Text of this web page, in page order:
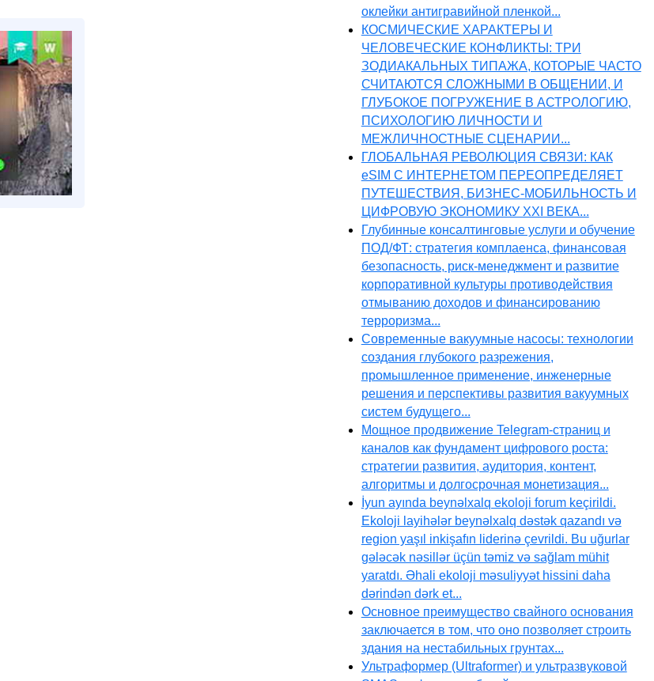
оклейки антигравийной пленкой...
КОСМИЧЕСКИЕ ХАРАКТЕРЫ И
ЧЕЛОВЕЧЕСКИЕ КОНФЛИКТЫ: ТРИ
ЗОДИАКАЛЬНЫХ ТИПАЖА, КОТОРЫЕ ЧАСТО
СЧИТАЮТСЯ СЛОЖНЫМИ В ОБЩЕНИИ, И
ГЛУБОКОЕ ПОГРУЖЕНИЕ В АСТРОЛОГИЮ,
ПСИХОЛОГИЮ ЛИЧНОСТИ И
МЕЖЛИЧНОСТНЫЕ СЦЕНАРИИ...
ГЛОБАЛЬНАЯ РЕВОЛЮЦИЯ СВЯЗИ: КАК
eSIM С ИНТЕРНЕТОМ ПЕРЕОПРЕДЕЛЯЕТ
ПУТЕШЕСТВИЯ, БИЗНЕС-МОБИЛЬНОСТЬ И
ЦИФРОВУЮ ЭКОНОМИКУ XXI ВЕКА...
Глубинные консалтинговые услуги и обучение
ПОД/ФТ: стратегия комплаенса, финансовая
безопасность, риск-менеджмент и развитие
корпоративной культуры противодействия
отмыванию доходов и финансированию
терроризма...
Современные вакуумные насосы: технологии
создания глубокого разрежения,
промышленное применение, инженерные
решения и перспективы развития вакуумных
систем будущего...
Мощное продвижение Telegram-страниц и
каналов как фундамент цифрового роста:
стратегии развития, аудитория, контент,
алгоритмы и долгосрочная монетизация...
İyun ayında beynəlxalq ekoloji forum keçirildi.
Ekoloji layihələr beynəlxalq dəstək qazandı və
region yaşıl inkişafın liderinə çevrildi. Bu uğurlar
gələcək nəsillər üçün təmiz və sağlam mühit
yaratdı. Əhali ekoloji məsuliyyət hissini daha
dərindən dərk et...
Основное преимущество свайного основания
заключается в том, что оно позволяет строить
здания на нестабильных грунтах...
Ультраформер (Ultraformer) и ультразвуковой